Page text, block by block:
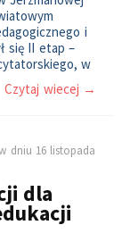
i
się II etap –
w
Czytaj wiecej →
dniu 16 listopada
dla